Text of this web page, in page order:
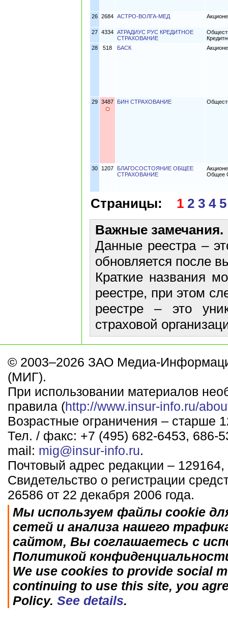
26 2684 АСТРО-ВОЛГА-МЕД
27 4334 АТРАДИУС РУС КРЕДИТНОЕ
СТРАХОВАНИЕ
28
518 БАСК
29 3487 БИН СТРАХОВАНИЕ
30 1207
БЛАГОСОСТОЯНИЕ ОБЩЕЕ
СТРАХОВАНИЕ
Общее
Страницы: 1 2 3 4 5
Важные замечания.
Данные реестра –
обновляется после
Краткие названия
реестре, при этом
реестре – это
страховой
© 2003–2026 ЗАО Медиа-
(МИГ).
При использовании материалов
правила (http://www.insur-info.ru/
Возрастные ограничения – старше
Тел. / факс: +7 (495) 682-6453, 686-
mail: mig@insur-info.ru.
Почтовый адрес редакции –
Свидетельство о регистрации
26586 от 22 декабря 2006 года.
Мы используем файлы cookie
сетей и анализа нашего
сайтом, Вы соглашаетесь с
Политикой
We use cookies to provide social
continuing to use this site, you
Policy. See details.